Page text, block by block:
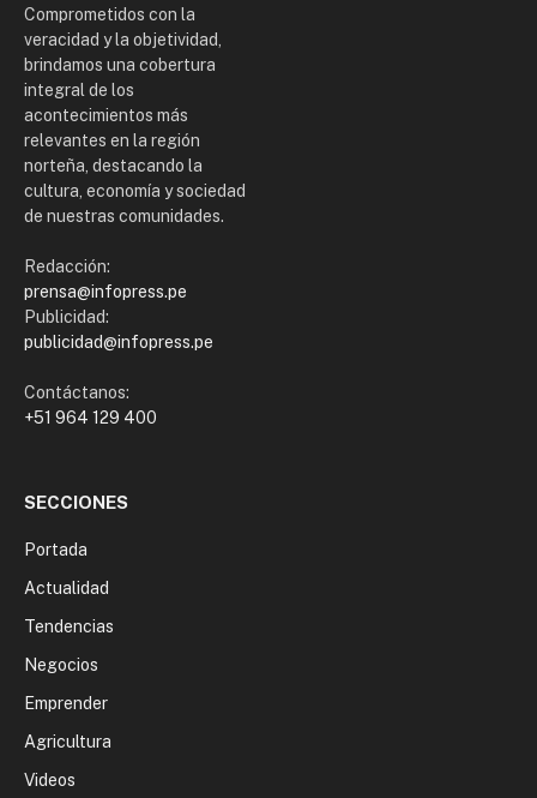
Comprometidos con la
veracidad y la objetividad,
brindamos una cobertura
integral de los
acontecimientos más
relevantes en la región
norteña, destacando la
cultura, economía y sociedad
de nuestras comunidades.
Redacción:
prensa@infopress.pe
Publicidad:
publicidad@infopress.pe
Contáctanos:
+51 964 129 400
SECCIONES
Portada
Actualidad
Tendencias
Negocios
Emprender
Agricultura
Videos